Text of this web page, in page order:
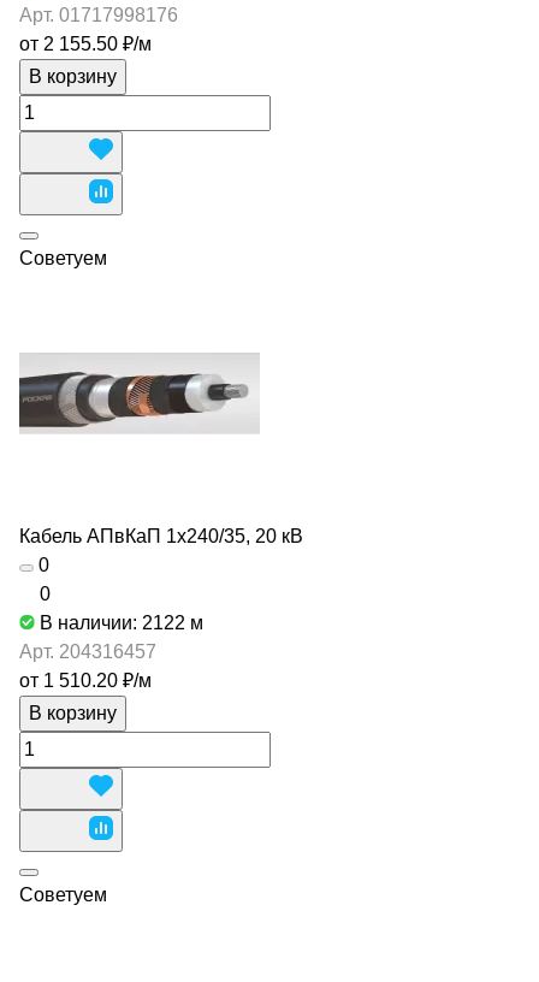
Арт. 01717998176
от 2 155.50 ₽/м
В корзину
Советуем
Кабель АПвКаП 1х240/35, 20 кВ
0
0
В наличии: 2122 м
Арт. 204316457
от 1 510.20 ₽/м
В корзину
Советуем